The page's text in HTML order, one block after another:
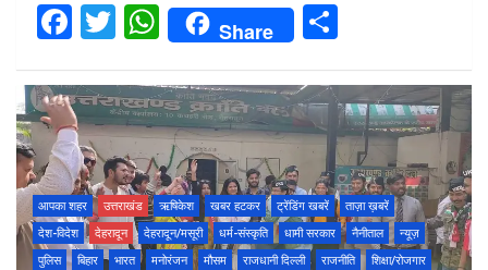
F
ce
b
o
o
k
T
tt
er
W
h
at
s
A
p
p
Share
ar
e
आपका शहर उत्तराखंड ऋषिकेश खबर हटकर ट्रेंडिंग खबरें
ताज़ा ख़बरें
देश-विदेश
देहरादून देहरादून/मसूरी धर्म-संस्कृति धामी सरकार नैनीताल
न्यूज़
पुलिस
बिहार भारत मनोरंजन मौसम राजधानी दिल्ली राजनीति
शिक्षा/रोजगार